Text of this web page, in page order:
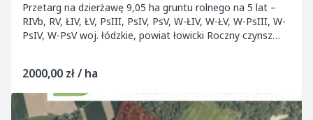
Przetarg na dzierżawę 9,05 ha gruntu rolnego na 5 lat –
RIVb, RV, ŁIV, ŁV, PsIII, PsIV, PsV, W-ŁIV, W-ŁV, W-PsIII, W-
PsIV, W-PsV woj. łódzkie, powiat łowicki Roczny czynsz
2000,00 zł / ha